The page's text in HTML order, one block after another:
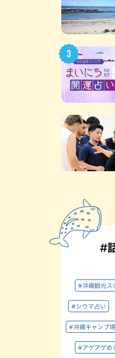
#
#沖縄観光ス
#シウマ占い
#沖縄キャンプ場
#アゲアゲめ